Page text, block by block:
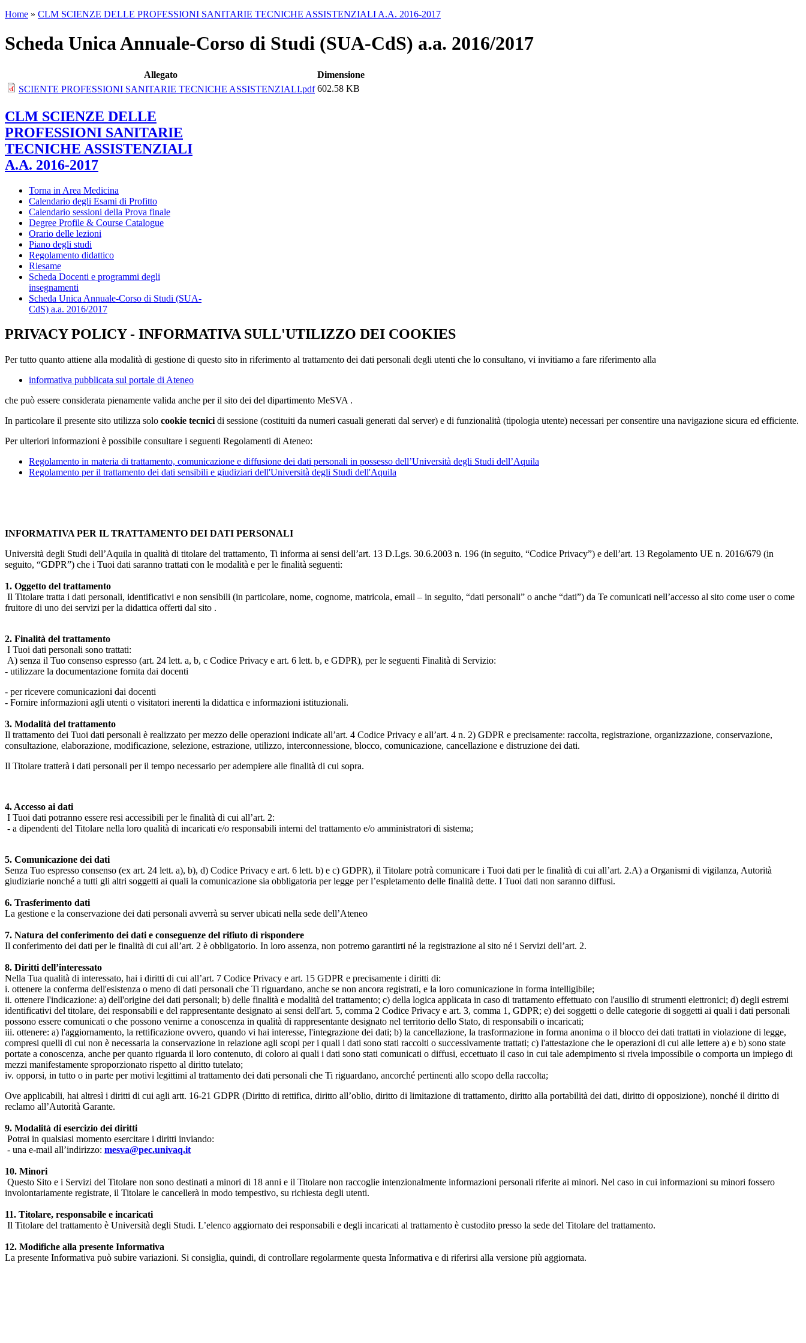
Home » CLM SCIENZE DELLE PROFESSIONI SANITARIE TECNICHE ASSISTENZIALI A.A. 2016-2017
Scheda Unica Annuale-Corso di Studi (SUA-CdS) a.a. 2016/2017
Allegato
Dimensione
SCIENTE PROFESSIONI SANITARIE TECNICHE ASSISTENZIALI.pdf 602.58 KB
CLM SCIENZE DELLE
PROFESSIONI SANITARIE
TECNICHE ASSISTENZIALI
A.A. 2016-2017
Torna in Area Medicina
Calendario degli Esami di Profitto
Calendario sessioni della Prova finale
Degree Profile & Course Catalogue
Orario delle lezioni
Piano degli studi
Regolamento didattico
Riesame
Scheda Docenti e programmi degli
insegnamenti
Scheda Unica Annuale-Corso di Studi (SUA-
CdS) a.a. 2016/2017
PRIVACY POLICY - INFORMATIVA SULL'UTILIZZO DEI COOKIES
Per tutto quanto attiene alla modalità di gestione di questo sito in riferimento al trattamento dei dati personali degli utenti che lo consultano, vi invitiamo a fare riferimento alla
informativa pubblicata sul portale di Ateneo
che può essere considerata pienamente valida anche per il sito dei del dipartimento MeSVA .
In particolare il presente sito utilizza solo cookie tecnici di sessione (costituiti da numeri casuali generati dal server) e di funzionalità (tipologia utente) necessari per consentire una navigazione sicura ed efficiente.
Per ulteriori informazioni è possibile consultare i seguenti Regolamenti di Ateneo:
Regolamento in materia di trattamento, comunicazione e diffusione dei dati personali in possesso dell’Università degli Studi dell’Aquila
Regolamento per il trattamento dei dati sensibili e giudiziari dell'Università degli Studi dell'Aquila
INFORMATIVA PER IL TRATTAMENTO DEI DATI PERSONALI
Università degli Studi dell’Aquila in qualità di titolare del trattamento, Ti informa ai sensi dell’art. 13 D.Lgs. 30.6.2003 n. 196 (in seguito, “Codice Privacy”) e dell’art. 13 Regolamento UE n. 2016/679 (in
seguito, “GDPR”) che i Tuoi dati saranno trattati con le modalità e per le finalità seguenti:
1. Oggetto del trattamento
Il Titolare tratta i dati personali, identificativi e non sensibili (in particolare, nome, cognome, matricola, email – in seguito, “dati personali” o anche “dati”) da Te comunicati nell’accesso al sito come user o come
fruitore di uno dei servizi per la didattica offerti dal sito .
2. Finalità del trattamento
I Tuoi dati personali sono trattati:
A) senza il Tuo consenso espresso (art. 24 lett. a, b, c Codice Privacy e art. 6 lett. b, e GDPR), per le seguenti Finalità di Servizio:
- utilizzare la documentazione fornita dai docenti
- per ricevere comunicazioni dai docenti
- Fornire informazioni agli utenti o visitatori inerenti la didattica e informazioni istituzionali.
3. Modalità del trattamento
Il trattamento dei Tuoi dati personali è realizzato per mezzo delle operazioni indicate all’art. 4 Codice Privacy e all’art. 4 n. 2) GDPR e precisamente: raccolta, registrazione, organizzazione, conservazione,
consultazione, elaborazione, modificazione, selezione, estrazione, utilizzo, interconnessione, blocco, comunicazione, cancellazione e distruzione dei dati.
Il Titolare tratterà i dati personali per il tempo necessario per adempiere alle finalità di cui sopra.
4. Accesso ai dati
I Tuoi dati potranno essere resi accessibili per le finalità di cui all’art. 2:
- a dipendenti del Titolare nella loro qualità di incaricati e/o responsabili interni del trattamento e/o amministratori di sistema;
5. Comunicazione dei dati
Senza Tuo espresso consenso (ex art. 24 lett. a), b), d) Codice Privacy e art. 6 lett. b) e c) GDPR), il Titolare potrà comunicare i Tuoi dati per le finalità di cui all’art. 2.A) a Organismi di vigilanza, Autorità
giudiziarie nonché a tutti gli altri soggetti ai quali la comunicazione sia obbligatoria per legge per l’espletamento delle finalità dette. I Tuoi dati non saranno diffusi.
6. Trasferimento dati
La gestione e la conservazione dei dati personali avverrà su server ubicati nella sede dell’Ateneo
7. Natura del conferimento dei dati e conseguenze del rifiuto di rispondere
Il conferimento dei dati per le finalità di cui all’art. 2 è obbligatorio. In loro assenza, non potremo garantirti né la registrazione al sito né i Servizi dell’art. 2.
8. Diritti dell’interessato
Nella Tua qualità di interessato, hai i diritti di cui all’art. 7 Codice Privacy e art. 15 GDPR e precisamente i diritti di:
i. ottenere la conferma dell'esistenza o meno di dati personali che Ti riguardano, anche se non ancora registrati, e la loro comunicazione in forma intelligibile;
ii. ottenere l'indicazione: a) dell'origine dei dati personali; b) delle finalità e modalità del trattamento; c) della logica applicata in caso di trattamento effettuato con l'ausilio di strumenti elettronici; d) degli estremi
identificativi del titolare, dei responsabili e del rappresentante designato ai sensi dell'art. 5, comma 2 Codice Privacy e art. 3, comma 1, GDPR; e) dei soggetti o delle categorie di soggetti ai quali i dati personali
possono essere comunicati o che possono venirne a conoscenza in qualità di rappresentante designato nel territorio dello Stato, di responsabili o incaricati;
iii. ottenere: a) l'aggiornamento, la rettificazione ovvero, quando vi hai interesse, l'integrazione dei dati; b) la cancellazione, la trasformazione in forma anonima o il blocco dei dati trattati in violazione di legge,
compresi quelli di cui non è necessaria la conservazione in relazione agli scopi per i quali i dati sono stati raccolti o successivamente trattati; c) l'attestazione che le operazioni di cui alle lettere a) e b) sono state
portate a conoscenza, anche per quanto riguarda il loro contenuto, di coloro ai quali i dati sono stati comunicati o diffusi, eccettuato il caso in cui tale adempimento si rivela impossibile o comporta un impiego di
mezzi manifestamente sproporzionato rispetto al diritto tutelato;
iv. opporsi, in tutto o in parte per motivi legittimi al trattamento dei dati personali che Ti riguardano, ancorché pertinenti allo scopo della raccolta;
Ove applicabili, hai altresì i diritti di cui agli artt. 16-21 GDPR (Diritto di rettifica, diritto all’oblio, diritto di limitazione di trattamento, diritto alla portabilità dei dati, diritto di opposizione), nonché il diritto di
reclamo all’Autorità Garante.
9. Modalità di esercizio dei diritti
Potrai in qualsiasi momento esercitare i diritti inviando:
- una e-mail all’indirizzo: mesva@pec.univaq.it
10. Minori
Questo Sito e i Servizi del Titolare non sono destinati a minori di 18 anni e il Titolare non raccoglie intenzionalmente informazioni personali riferite ai minori. Nel caso in cui informazioni su minori fossero
involontariamente registrate, il Titolare le cancellerà in modo tempestivo, su richiesta degli utenti.
11. Titolare, responsabile e incaricati
Il Titolare del trattamento è Università degli Studi. L’elenco aggiornato dei responsabili e degli incaricati al trattamento è custodito presso la sede del Titolare del trattamento.
12. Modifiche alla presente Informativa
La presente Informativa può subire variazioni. Si consiglia, quindi, di controllare regolarmente questa Informativa e di riferirsi alla versione più aggiornata.